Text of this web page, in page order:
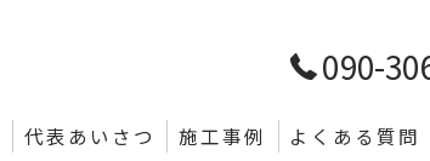
090-
代表あいさつ 施工事例 よくある質問